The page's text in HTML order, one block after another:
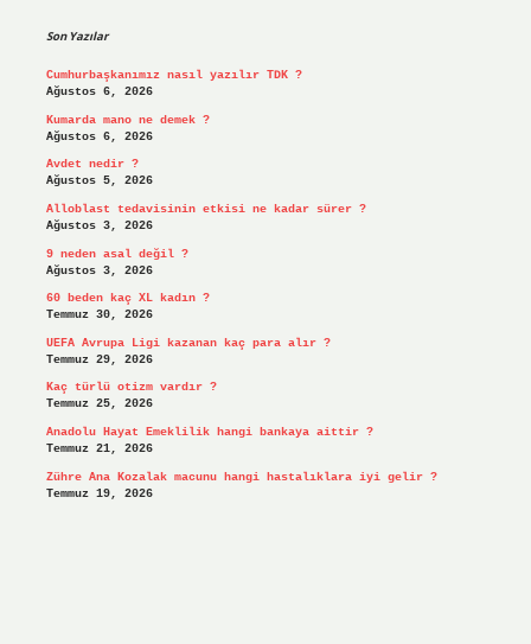
Son Yazılar
Cumhurbaşkanımız nasıl yazılır TDK ?
Ağustos 6, 2026
Kumarda mano ne demek ?
Ağustos 6, 2026
Avdet nedir ?
Ağustos 5, 2026
Alloblast tedavisinin etkisi ne kadar sürer ?
Ağustos 3, 2026
9 neden asal değil ?
Ağustos 3, 2026
60 beden kaç XL kadın ?
Temmuz 30, 2026
UEFA Avrupa Ligi kazanan kaç para alır ?
Temmuz 29, 2026
Kaç türlü otizm vardır ?
Temmuz 25, 2026
Anadolu Hayat Emeklilik hangi bankaya aittir ?
Temmuz 21, 2026
Zühre Ana Kozalak macunu hangi hastalıklara iyi gelir ?
Temmuz 19, 2026